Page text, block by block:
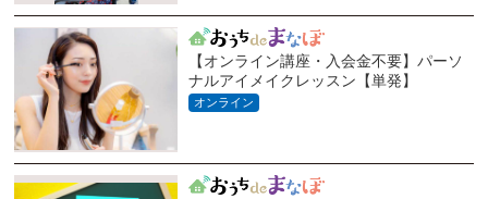
【オンライン講座・入会金不要】パーソ
ナルアイメイクレッスン【単発】
オンライン